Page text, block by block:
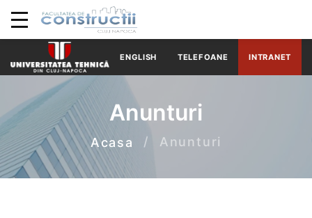
ENGLISH TELEFOANE INTRANET
Anunturi
Acasa Anunturi